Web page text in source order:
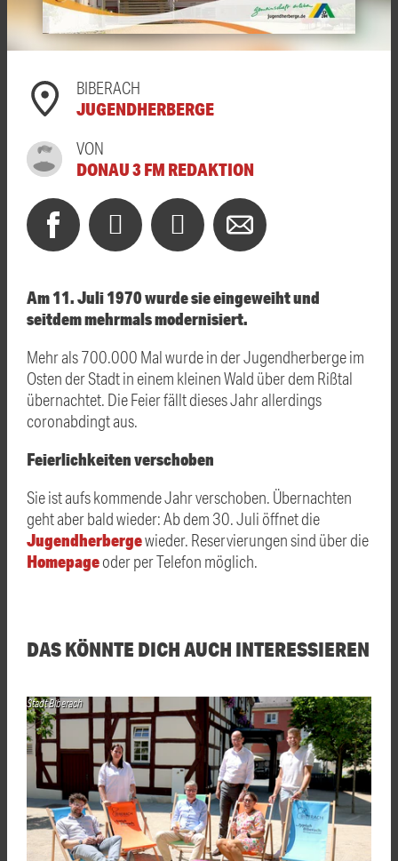
BIBERACH
JUGENDHERBERGE
VON
DONAU 3 FM REDAKTION
Am 11. Juli 1970 wurde sie eingeweiht und
seitdem mehrmals modernisiert.
Mehr als 700.000 Mal wurde in der Jugendherberge im
Osten der Stadt in einem kleinen Wald über dem Rißtal
übernachtet. Die Feier fällt dieses Jahr allerdings
coronabdingt aus.
Feierlichkeiten verschoben
Sie ist aufs kommende Jahr verschoben. Übernachten
geht aber bald wieder: Ab dem 30. Juli öffnet die
Jugendherbergewieder. Reservierungen sind über die
Homepageoder per Telefon möglich.
DAS KÖNNTE DICH AUCH INTERESSIEREN
Stadt Biberach